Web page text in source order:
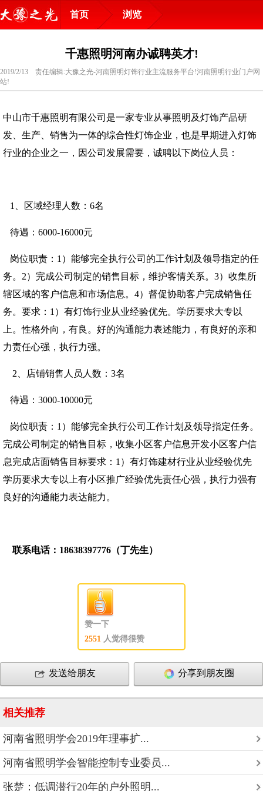
首页 浏览
千惠照明河南办诚聘英才!
2019/2/13 责任编辑:大豫之光-河南照明灯饰行业主流服务平台!河南照明行业门户网
站!
中山市千惠照明有限公司是一家专业从事照明及灯饰产品研
发、生产、销售为一体的综合性灯饰企业，也是早期进入灯饰
行业的企业之一，因公司发展需要，诚聘以下岗位人员：
1、区域经理人数：6名
待遇：6000-16000元
岗位职责：1）能够完全执行公司的工作计划及领导指定的任
务。2）完成公司制定的销售目标，维护客情关系。3）收集所
辖区域的客户信息和市场信息。4）督促协助客户完成销售任
务。要求：1）有灯饰行业从业经验优先。学历要求大专以
上。性格外向，有良。好的沟通能力表述能力，有良好的亲和
力责任心强，执行力强。
2、店铺销售人员人数：3名
待遇：3000-10000元
岗位职责：1）能够完全执行公司工作计划及领导指定任务。
完成公司制定的销售目标，收集小区客户信息开发小区客户信
息完成店面销售目标要求：1）有灯饰建材行业从业经验优先
学历要求大专以上有小区推广经验优先责任心强，执行力强有
良好的沟通能力表达能力。
联系电话：18638397776（丁先生）
赞一下
2551 人觉得很赞
发送给朋友 分享到朋友圈
相关推荐
河南省照明学会2019年理事扩...
河南省照明学会智能控制专业委员...
张楚：低调潜行20年的户外照明...